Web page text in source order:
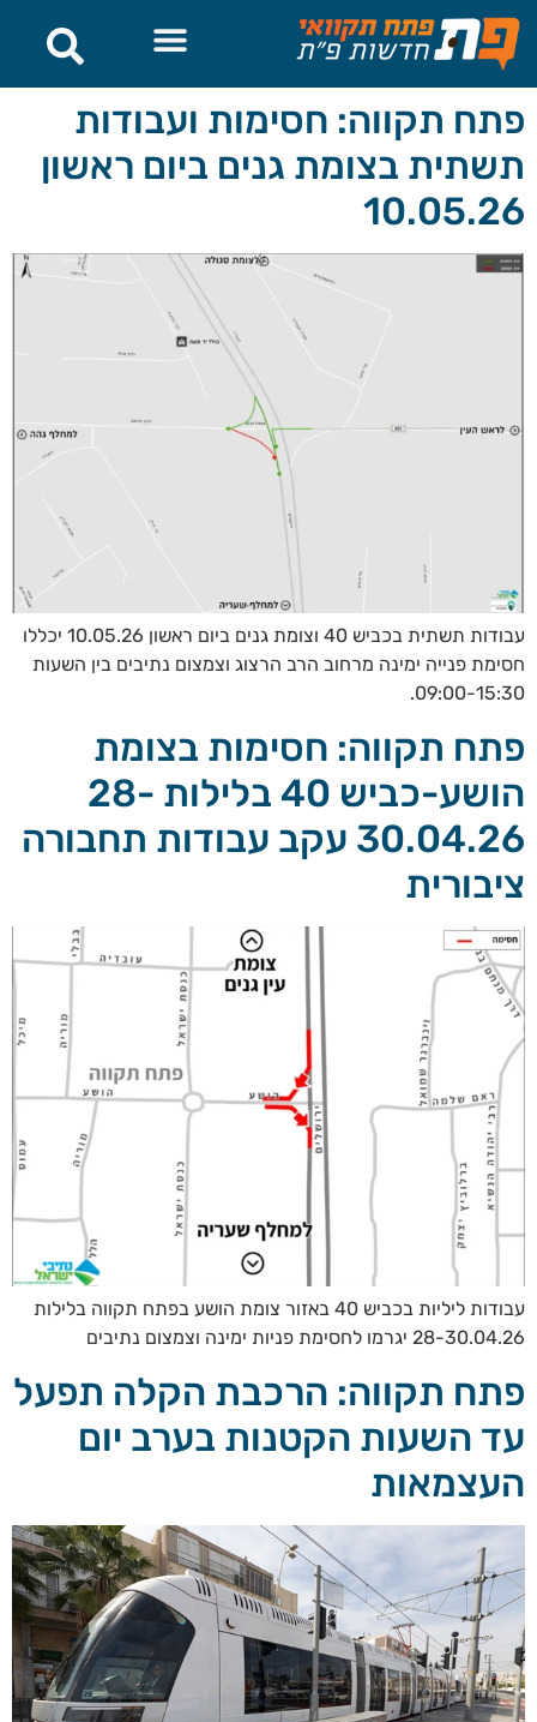
לתוכן
פתח תקווה: חסימות ועבודות
תשתית בצומת גנים ביום ראשון
10.05.26
עבודות תשתית בכביש 40 וצומת גנים ביום ראשון 10.05.26 יכללו
חסימת פנייה ימינה מרחוב הרב הרצוג וצמצום נתיבים בין השעות
09:00-15:30.
פתח תקווה: חסימות בצומת
הושע-כביש 40 בלילות 28-
30.04.26 עקב עבודות תחבורה
ציבורית
עבודות ליליות בכביש 40 באזור צומת הושע בפתח תקווה בלילות
28-30.04.26 יגרמו לחסימת פניות ימינה וצמצום נתיבים
פתח תקווה: הרכבת הקלה תפעל
עד השעות הקטנות בערב יום
העצמאות